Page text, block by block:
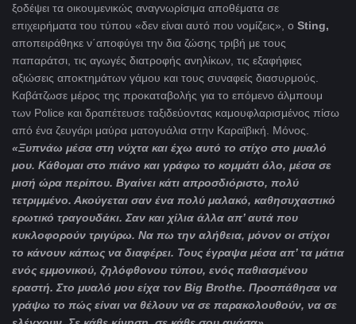
ξοδέψει τα οικουμενικώς αναγνωρίσιμα αποθέματα σε
επιχειρήματα του τύπου «δεν είναι αυτό που νομίζεις», ο Sting,
αποπειράθηκε ν΄αποφύγει την δια ζώσης τριβή με τους
παπαράτσι, τις αγωγές διατροφής ανηλίκων, τις εξαφήφιες
αξιώσεις αποκτημάτων γάμου και τους συναφείς διασυρμούς.
Καβάτζωσε μέρος της προκαταβολής για το επόμενο άλμπουμ
των Police και δραπέτευσε ταξιδεύοντας καμουφλαρισμένος πίσω
από ένα ζευγάρι μαύρα ματογυάλια στην Καραϊβική. Μόνος.
«Ξυπνάω μέσα στη νύχτα και έχω αυτό το στίχο στο μυαλό
μου. Κάθομαι στο πιάνο και γράφω το κομμάτι όλο, μέσα σε
μισή ώρα περίπου. Βγαίνει κάτι απροσδιόριστο, πολύ
τετριμμένο. Ακούγεται σαν ένα πολύ μαλακό, καθησυχαστικό
ερωτικό τραγουδάκι. Σαν και χίλια άλλα απ’ αυτά που
κυκλοφορούν τριγύρω. Να πω την αλήθεια, μόνον οι στίχοι
το κάνουν κάπως να διαφέρει. Τους έγραψα μέσα απ’ τα μάτια
ενός εμμονικού, ζηλόφθονου τύπου, ενός παθιασμένου
εραστή. Στο μυαλό μου είχα τον Big Brothe. Προσπάθησα να
γράψω το πώς είναι να θέλουν να σε παρακολουθούν, να σε